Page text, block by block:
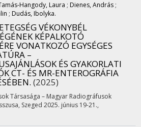
Hangody, Laura ; Dienes, András ;
; Dudás, Ibolyka.
VÉKONYBÉL
KÉPALKOTÓ
VONATKOZÓ EGYSÉGES
–
ÉS GYAKORLATI
CT- ÉS MR-ENTEROGRÁFIA
(2025)
Társasága – Magyar Radiográfusok
, Szeged 2025. június 19-21.,